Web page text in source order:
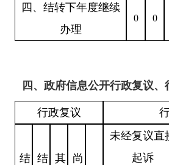
四、结转下年度继续
办理
0 0
四、政府信息公开行政复议、
行政复议
结 结 其 尚
未经复议直
起诉